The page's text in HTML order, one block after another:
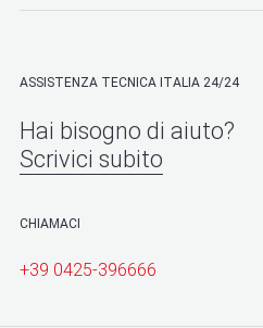
ASSISTENZA TECNICA ITALIA 24/24
Hai bisogno di aiuto?
Scrivici subito
CHIAMACI
+39 0425-396666